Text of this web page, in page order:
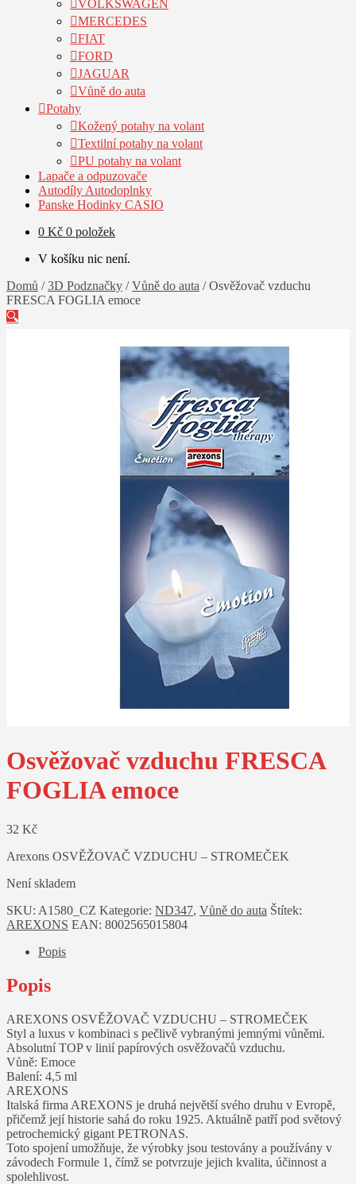
VOLKSWAGEN
MERCEDES
FIAT
FORD
JAGUAR
Vůně do auta
Potahy
Kožený potahy na volant
Textilní potahy na volant
PU potahy na volant
Lapače a odpuzovače
Autodíly Autodoplnky
Panske Hodinky CASIO
0 Kč 0 položek
V košíku nic není.
Domů /3D Podznačky /Vůně do auta /Osvěžovač vzduchu
FRESCA FOGLIA emoce
🔍
Osvěžovač vzduchu FRESCA
FOGLIA emoce
32 Kč
Arexons OSVĚŽOVAČ VZDUCHU – STROMEČEK
Není skladem
SKU: A1580_CZ Kategorie: ND347, Vůně do auta Štítek:
AREXONS EAN: 8002565015804
Popis
Popis
AREXONS OSVĚŽOVAČ VZDUCHU – STROMEČEK
Styl a luxus v kombinaci s pečlivě vybranými jemnými vůněmi.
Absolutní TOP v linií papírových osvěžovačů vzduchu.
Vůně: Emoce
Balení: 4,5 ml
AREXONS
Italská firma AREXONS je druhá největší svého druhu v Evropě,
přičemž její historie sahá do roku 1925. Aktuálně patří pod světový
petrochemický gigant PETRONAS.
Toto spojení umožňuje, že výrobky jsou testovány a používány v
závodech Formule 1, čímž se potvrzuje jejich kvalita, účinnost a
spolehlivost.